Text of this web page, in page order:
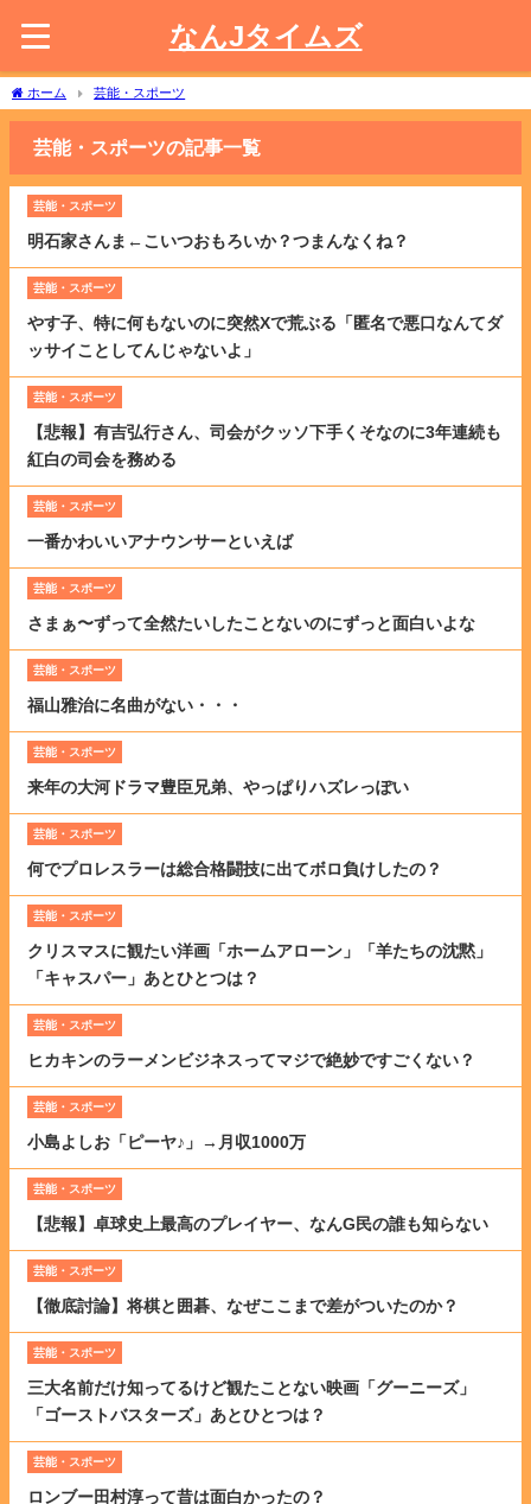
なんJタイムズ
ホーム 芸能・スポーツ
芸能・スポーツの記事一覧
芸能・スポーツ
明石家さんま←こいつおもろいか？つまんなくね？
芸能・スポーツ
やす子、特に何もないのに突然Xで荒ぶる「匿名で悪口なんてダ
ッサイことしてんじゃないよ」
芸能・スポーツ
【悲報】有吉弘行さん、司会がクッソ下手くそなのに3年連続も
紅白の司会を務める
芸能・スポーツ
一番かわいいアナウンサーといえば
芸能・スポーツ
さまぁ〜ずって全然たいしたことないのにずっと面白いよな
芸能・スポーツ
福山雅治に名曲がない・・・
芸能・スポーツ
来年の大河ドラマ豊臣兄弟、やっぱりハズレっぽい
芸能・スポーツ
何でプロレスラーは総合格闘技に出てボロ負けしたの？
芸能・スポーツ
クリスマスに観たい洋画「ホームアローン」「羊たちの沈黙」
「キャスパー」あとひとつは？
芸能・スポーツ
ヒカキンのラーメンビジネスってマジで絶妙ですごくない？
芸能・スポーツ
小島よしお「ピーヤ♪」→月収1000万
芸能・スポーツ
【悲報】卓球史上最高のプレイヤー、なんG民の誰も知らない
芸能・スポーツ
【徹底討論】将棋と囲碁、なぜここまで差がついたのか？
芸能・スポーツ
三大名前だけ知ってるけど観たことない映画「グーニーズ」
「ゴーストバスターズ」あとひとつは？
芸能・スポーツ
ロンブー田村淳って昔は面白かったの？